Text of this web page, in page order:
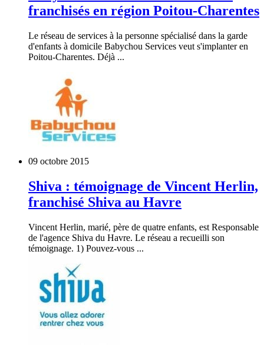
franchisés en région Poitou-Charentes
Le réseau de services à la personne spécialisé dans la garde
d'enfants à domicile Babychou Services veut s'implanter en
Poitou-Charentes. Déjà ...
09 octobre 2015
Shiva : témoignage de Vincent Herlin,
franchisé Shiva au Havre
Vincent Herlin, marié, père de quatre enfants, est Responsable
de l'agence Shiva du Havre. Le réseau a recueilli son
témoignage. 1) Pouvez-vous ...